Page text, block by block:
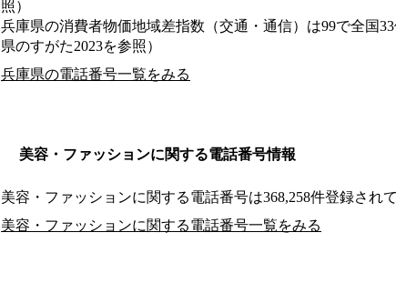
照）
兵庫県の消費者物価地域差指数（交通・通信）は99で全国
県のすがた2023を参照）
兵庫県の電話番号一覧をみる
美容・ファッションに関する電話番号情報
美容・ファッションに関する電話番号は368,258件登録されて
美容・ファッションに関する電話番号一覧をみる